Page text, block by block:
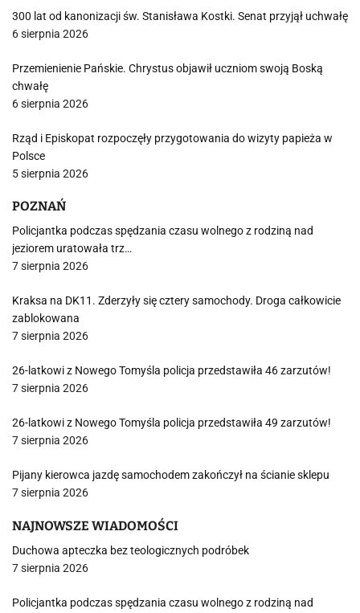
300 lat od kanonizacji św. Stanisława Kostki. Senat przyjął uchwałę
6 sierpnia 2026
Przemienienie Pańskie. Chrystus objawił uczniom swoją Boską
chwałę
6 sierpnia 2026
Rząd i Episkopat rozpoczęły przygotowania do wizyty papieża w
Polsce
5 sierpnia 2026
POZNAŃ
Policjantka podczas spędzania czasu wolnego z rodziną nad
jeziorem uratowała trz…
7 sierpnia 2026
Kraksa na DK11. Zderzyły się cztery samochody. Droga całkowicie
zablokowana
7 sierpnia 2026
26-latkowi z Nowego Tomyśla policja przedstawiła 46 zarzutów!
7 sierpnia 2026
26-latkowi z Nowego Tomyśla policja przedstawiła 49 zarzutów!
7 sierpnia 2026
Pijany kierowca jazdę samochodem zakończył na ścianie sklepu
7 sierpnia 2026
NAJNOWSZE WIADOMOŚCI
Duchowa apteczka bez teologicznych podróbek
7 sierpnia 2026
Policjantka podczas spędzania czasu wolnego z rodziną nad